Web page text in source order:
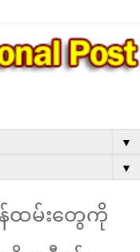
▼
▼
န်ထမ်းတွေကို